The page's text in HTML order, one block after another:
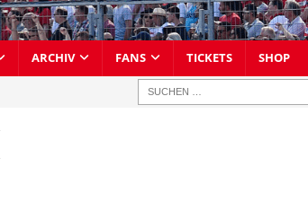
ARCHIV FANS TICKETS SHOP